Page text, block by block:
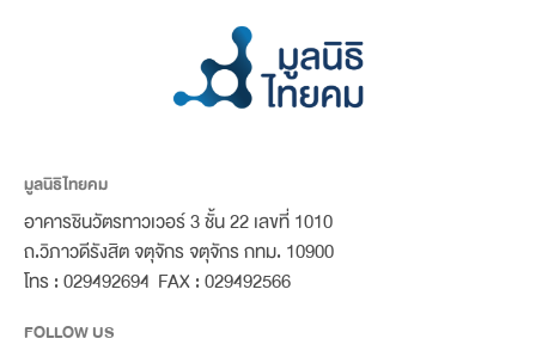
มูลนิธิไทยคม
อาคารชินวัตรทาวเวอร์ 3 ชั้น 22 เลขที่ 1010
ถ.วิภาวดีรังสิต จตุจักร จตุจักร กทม. 10900
โทร : 029492694 FAX : 029492566
FOLLOW US